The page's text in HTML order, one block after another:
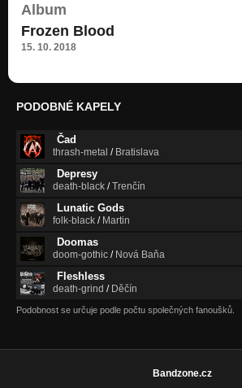
Album
Frozen Blood
15. 10. 2018
PODOBNÉ KAPELY
Čad
thrash-metal / Bratislava
Depresy
death-black /Trenčín
Lunatic Gods
folk-black / Martin
Doomas
doom-gothic / Nová Baňa
Fleshless
death-grind / Děčín
Podobnost se určuje podle počtu společných fanoušků.
Bandzone.cz